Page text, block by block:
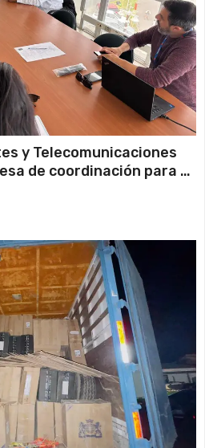
y Telecomunicaciones
de coordinación para el
en Iquique